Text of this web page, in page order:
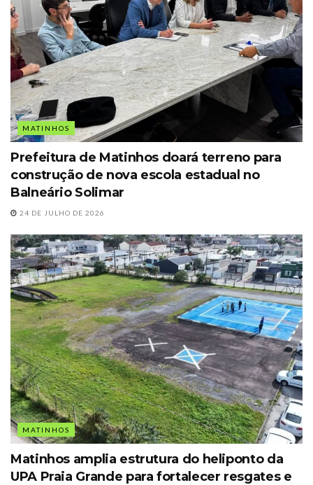
MATINHOS
Prefeitura de Matinhos doará terreno para
construção de nova escola estadual no
Balneário Solimar
24 DE JULHO DE 2026
MATINHOS
Matinhos amplia estrutura do heliponto da
UPA Praia Grande para fortalecer resgates e